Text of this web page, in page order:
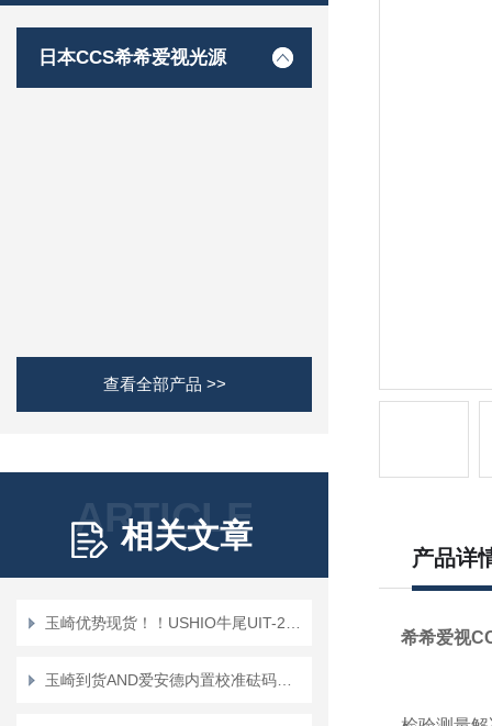
日本CCS希希爱视光源
查看全部产品 >>
ARTICLE
相关文章
产品详
希希爱视